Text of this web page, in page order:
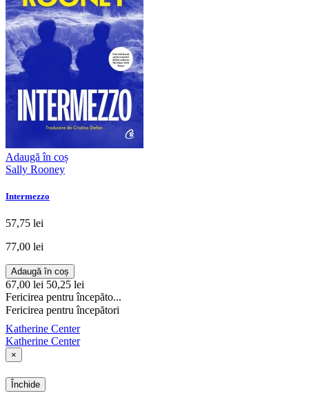
Adaugă în coș
Sally Rooney
Intermezzo
57,75 lei
77,00 lei
Adaugă în coș
67,00 lei 50,25 lei
Fericirea pentru începăto...
Fericirea pentru începători
Katherine Center
Katherine Center
×
Închide